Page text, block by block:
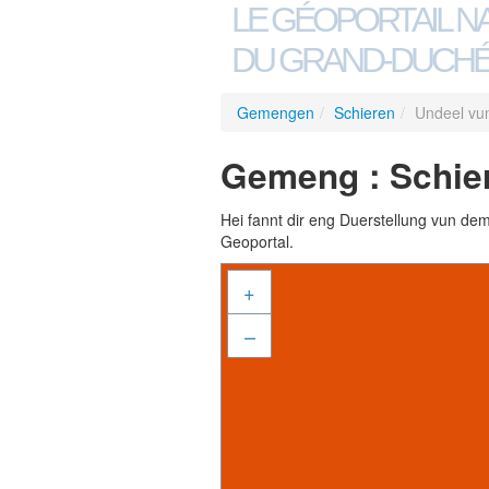
LE GÉOPORTAIL
DU GRAND-
Gemengen / Schieren / Undeel
Gemeng :
Hei fannt dir eng Duerstellung vun
Geoportal.
+
–